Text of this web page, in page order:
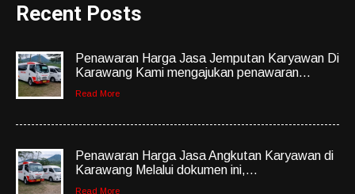
Recent Posts
Penawaran Harga Jasa Jemputan Karyawan Di
Karawang Kami mengajukan penawaran...
Read More
Penawaran Harga Jasa Angkutan Karyawan di
Karawang Melalui dokumen ini,...
Read More